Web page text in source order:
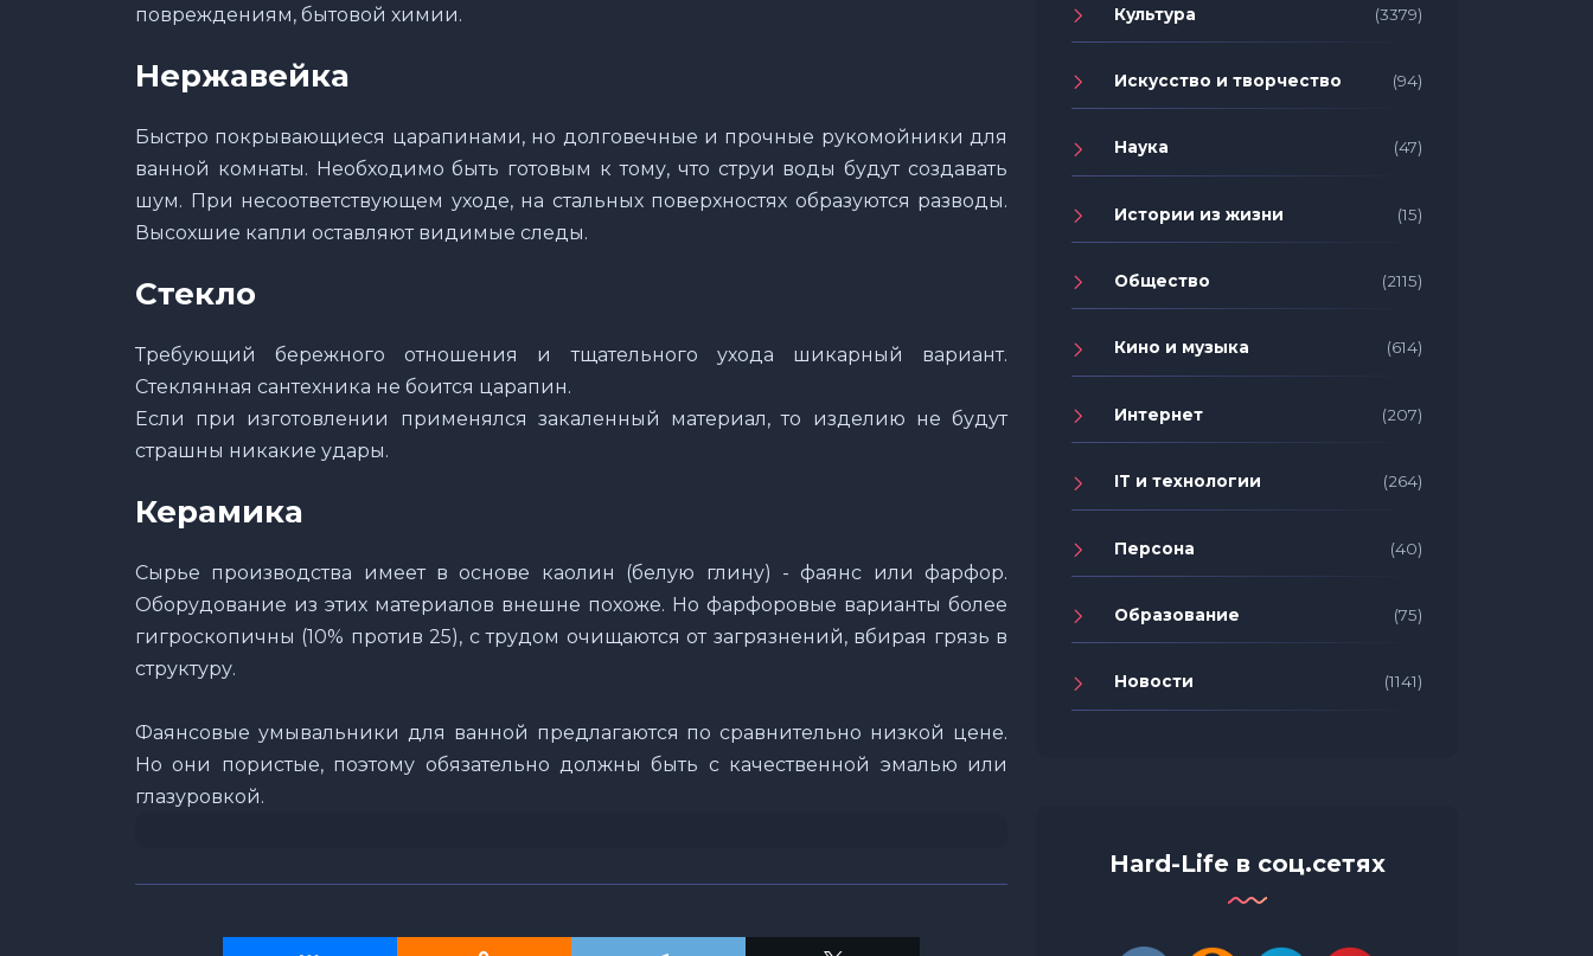
повреждениям, бытовой химии.
Нержавейка
Быстро покрывающиеся царапинами, но долговечные и прочные рукомойники для
ванной комнаты. Необходимо быть готовым к тому, что струи воды будут создавать
шум. При несоответствующем уходе, на стальных поверхностях образуются разводы.
Высохшие капли оставляют видимые следы.
Стекло
Требующий бережного отношения и тщательного ухода шикарный вариант.
Стеклянная сантехника не боится царапин.
Если при изготовлении применялся закаленный материал, то изделию не будут
страшны никакие удары.
Керамика
Сырье производства имеет в основе каолин (белую глину) - фаянс или фарфор.
Оборудование из этих материалов внешне похоже. Но фарфоровые варианты более
гигроскопичны (10% против 25), с трудом очищаются от загрязнений, вбирая грязь в
структуру.
Фаянсовые умывальники для ванной предлагаются по сравнительно низкой цене.
Но они пористые, поэтому обязательно должны быть с качественной эмалью или
глазуровкой.
Культура (3379)
Искусство и творчество (94)
Наука (47)
Истории из жизни (15)
Общество (2115)
Кино и музыка (614)
Интернет (207)
IT и технологии (264)
Персона (40)
Образование (75)
Новости (1141)
Hard-Life в соц.сетях